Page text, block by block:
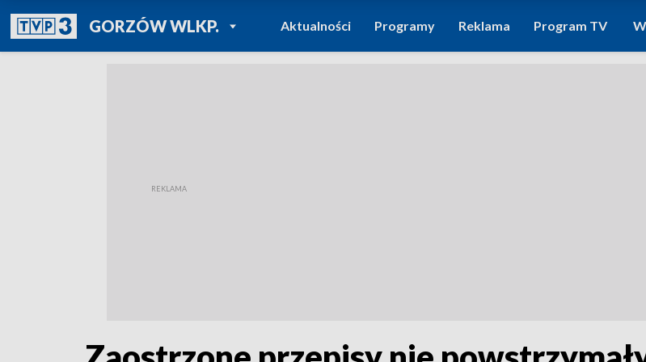
GORZÓW WLKP.POWRÓT DO
TVP REGIONY
Aktualności Programy Reklama Program TV